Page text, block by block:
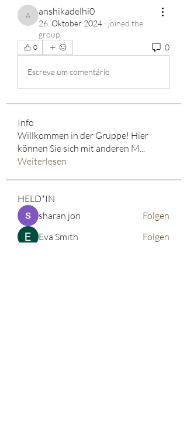
anshikadelhi0
anshikadelhi0
26. Oktober 2024 · joined the
group.
0 0
Escreva um comentário
Info
Willkommen in der Gruppe! Hier
können Sie sich mit anderen M
Weiterlesen
HELD*IN
sharan jon
Folgen
Eva Smith
Folgen